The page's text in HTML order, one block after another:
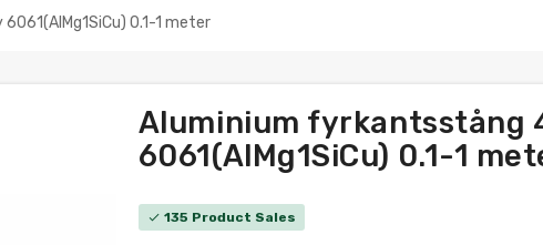
0.1-1 meter
Aluminium fyrkantsstång
6061(AlMg1SiCu) 0.1-1
check 135 Product Sales